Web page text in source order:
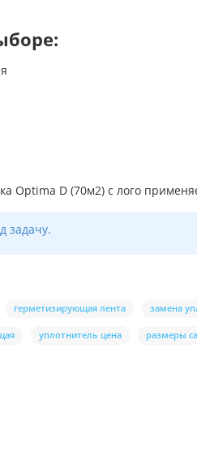
Optima D (70м2) с лого
задачу.
герметизирующая лента замена
уплотнитель цена размеры